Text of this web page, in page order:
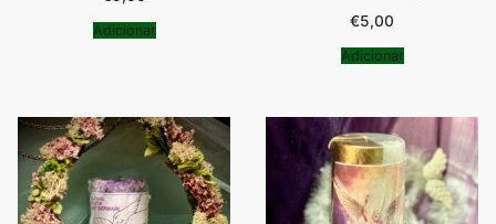
Adicionar
€5,00
Adicionar